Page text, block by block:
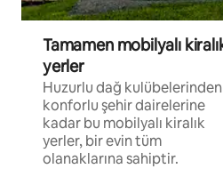
Tamamen mobilyalı
yerler
Huzurlu dağ kulübelerinden
konforlu şehir dairelerine
kadar bu mobilyalı kiralık
yerler, bir evin tüm
olanaklarına sahiptir.